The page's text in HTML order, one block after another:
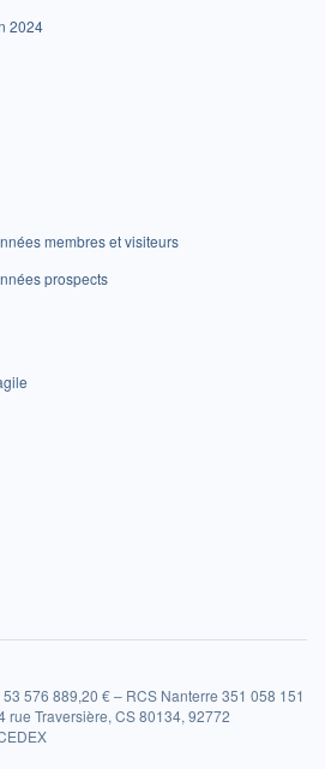
2024
membres et visiteurs
prospects
576 889,20 € – RCS Nanterre 351 058 151
rue Traversière, CS 80134, 92772